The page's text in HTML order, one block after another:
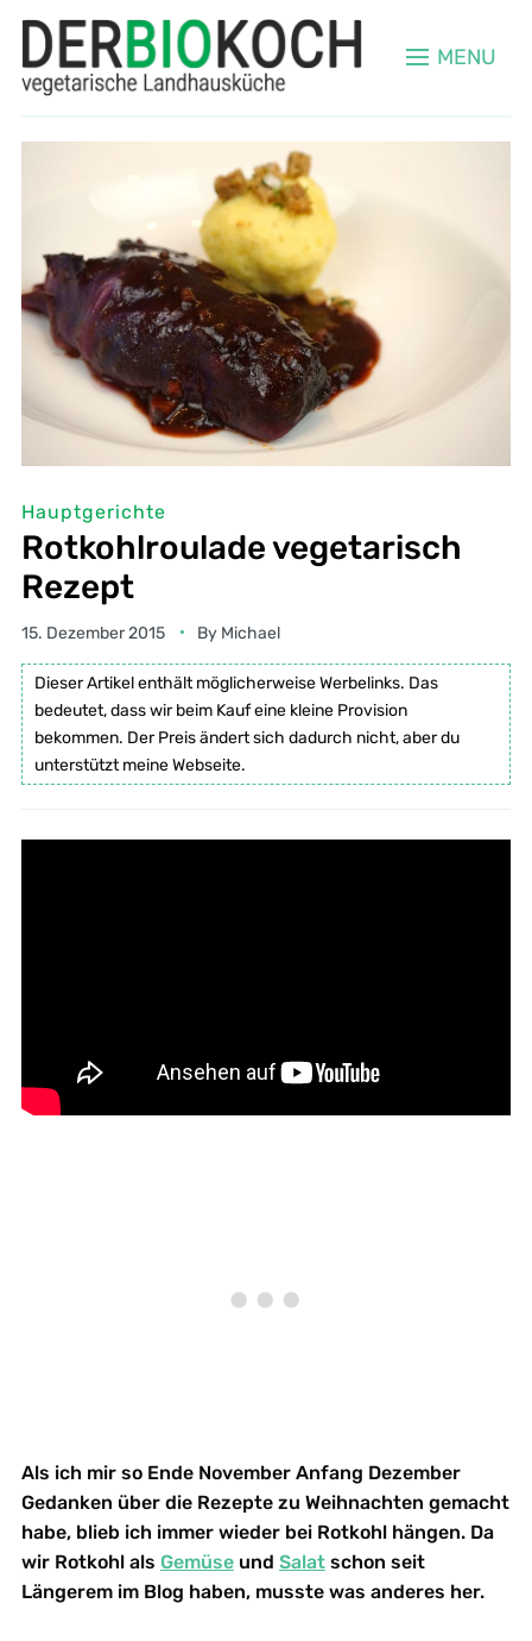
MENU
Hauptgerichte
Rotkohlroulade vegetarisch
Rezept
15. Dezember 2015 By Michael
Dieser Artikel enthält möglicherweise Werbelinks. Das
bedeutet, dass wir beim Kauf eine kleine Provision
bekommen. Der Preis ändert sich dadurch nicht, aber du
unterstützt meine Webseite.
Als ich mir so Ende November Anfang Dezember
Gedanken über die Rezepte zu Weihnachten gemacht
habe, blieb ich immer wieder bei Rotkohl hängen. Da
wir Rotkohl als Gemüseund Salatschon seit
Längerem im Blog haben, musste was anderes her.